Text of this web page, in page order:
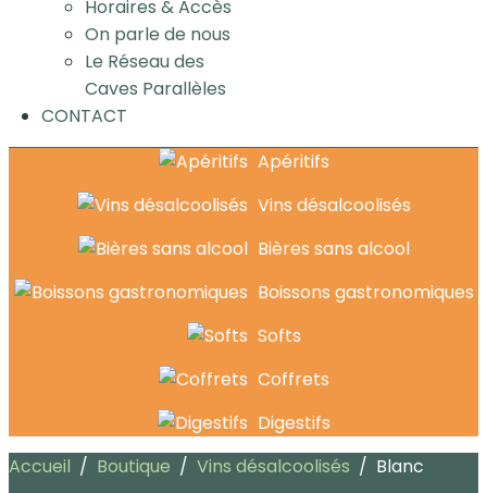
Horaires & Accès
On parle de nous
Le Réseau des
Caves Parallèles
CONTACT
Apéritifs
Vins désalcoolisés
Bières sans alcool
Boissons gastronomiques
Softs
Coffrets
Digestifs
Accueil / Boutique / Vins désalcoolisés / Blanc